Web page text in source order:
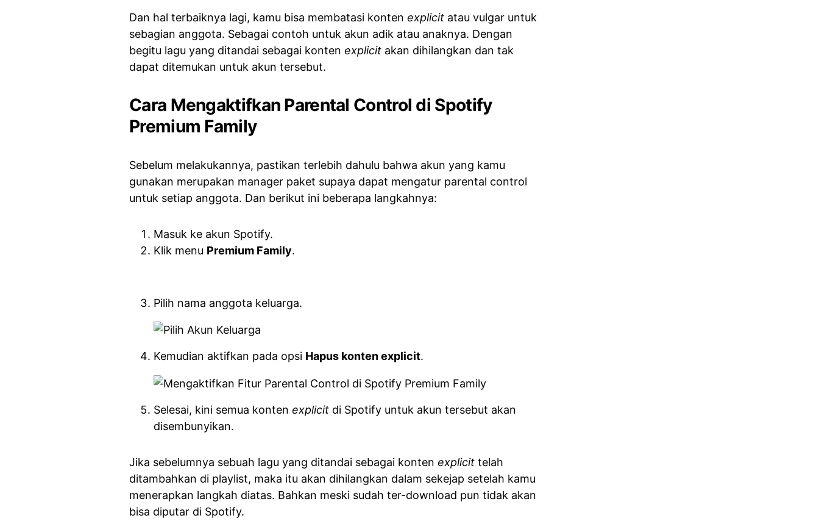
Dan hal terbaiknya lagi, kamu bisa membatasi konten explicit atau vulgar untuk
sebagian anggota. Sebagai contoh untuk akun adik atau anaknya. Dengan
begitu lagu yang ditandai sebagai konten explicit akan dihilangkan dan tak
dapat ditemukan untuk akun tersebut.
Cara Mengaktifkan Parental Control di Spotify
Premium Family
Sebelum melakukannya, pastikan terlebih dahulu bahwa akun yang kamu
gunakan merupakan manager paket supaya dapat mengatur parental control
untuk setiap anggota. Dan berikut ini beberapa langkahnya:
Masuk ke akun Spotify.
Klik menu Premium Family.
Pilih nama anggota keluarga.
Kemudian aktifkan pada opsi Hapus konten explicit.
Selesai, kini semua konten explicit di Spotify untuk akun tersebut akan
disembunyikan.
Jika sebelumnya sebuah lagu yang ditandai sebagai konten explicit telah
ditambahkan di playlist, maka itu akan dihilangkan dalam sekejap setelah kamu
menerapkan langkah diatas. Bahkan meski sudah ter-download pun tidak akan
bisa diputar di Spotify.